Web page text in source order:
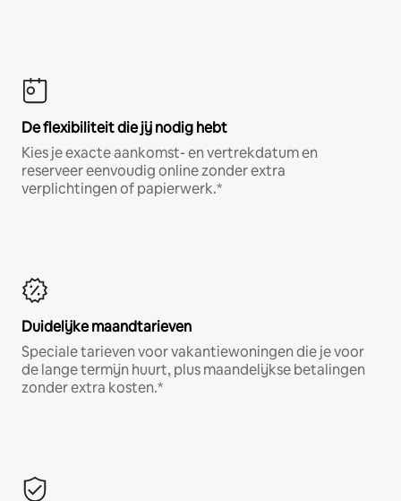
De flexibiliteit die jij nodig hebt
Kies je exacte aankomst- en vertrekdatum en
reserveer eenvoudig online zonder extra
verplichtingen of papierwerk.*
Duidelijke maandtarieven
Speciale tarieven voor vakantiewoningen die je voor
de lange termijn huurt, plus maandelijkse betalingen
zonder extra kosten.*